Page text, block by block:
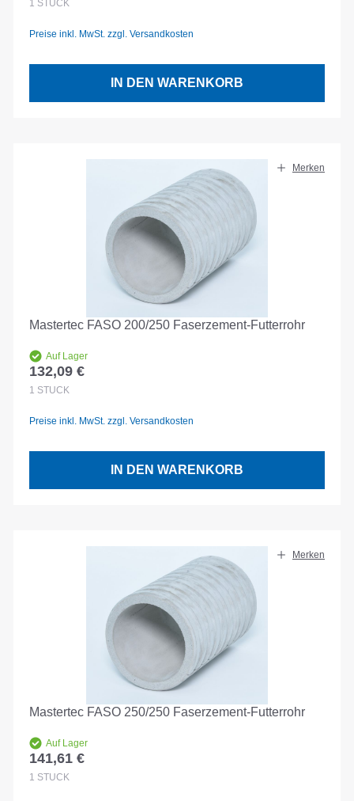
1 STÜCK
Preise inkl. MwSt. zzgl. Versandkosten
IN DEN WARENKORB
Merken
Mastertec FASO 200/250 Faserzement-Futterrohr
Auf Lager
Regulärer Preis:
132,09 €
1 STÜCK
Preise inkl. MwSt. zzgl. Versandkosten
IN DEN WARENKORB
Merken
Mastertec FASO 250/250 Faserzement-Futterrohr
Auf Lager
Regulärer Preis:
141,61 €
1 STÜCK